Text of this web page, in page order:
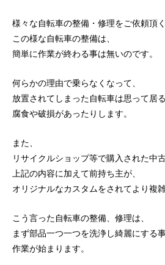
様々な自転車の整備・修理をご依頼頂く
この様な自転車の整備は、
簡単に作業が終わる事は無いのです。
何らかの理由で乗らなくなって、
放置されてしまった自転車は思って居る
腐食や破損があったりします。
また、
リサイクルショップ等で購入された中
上記の内容に加えて前持ち主が、
オリジナルなカスタムをされてより複
こう言った自転車の整備、修理は、
まず部品一つ一つを洗浄し綺麗にする事
作業が始まります。